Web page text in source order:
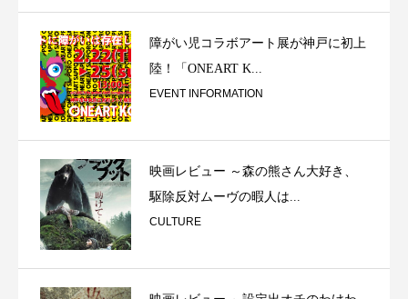
障がい児コラボアート展が神戸に初上
陸！「ONEART K...
EVENT INFORMATION
映画レビュー ～森の熊さん大好き、
駆除反対ムーヴの暇人は...
CULTURE